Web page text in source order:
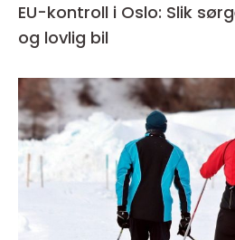
EU-kontroll i Oslo: Slik
og lovlig bil